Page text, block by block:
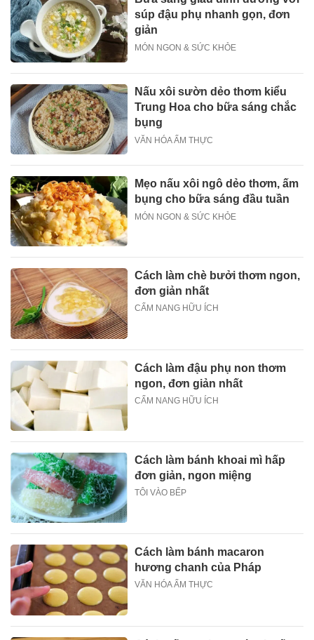
súp đậu phụ nhanh gọn, đơn
giản
MÓN NGON & SỨC KHỎE
Nấu xôi sườn dẻo thơm kiểu
Trung Hoa cho bữa sáng chắc
bụng
VĂN HÓA ẨM THỰC
Mẹo nấu xôi ngô dẻo thơm, ấm
bụng cho bữa sáng đầu tuần
MÓN NGON & SỨC KHỎE
Cách làm chè bưởi thơm ngon,
đơn giản nhất
CẨM NANG HỮU ÍCH
Cách làm đậu phụ non thơm
ngon, đơn giản nhất
CẨM NANG HỮU ÍCH
Cách làm bánh khoai mì hấp
đơn giản, ngon miệng
TÔI VÀO BẾP
Cách làm bánh macaron
hương chanh của Pháp
VĂN HÓA ẨM THỰC